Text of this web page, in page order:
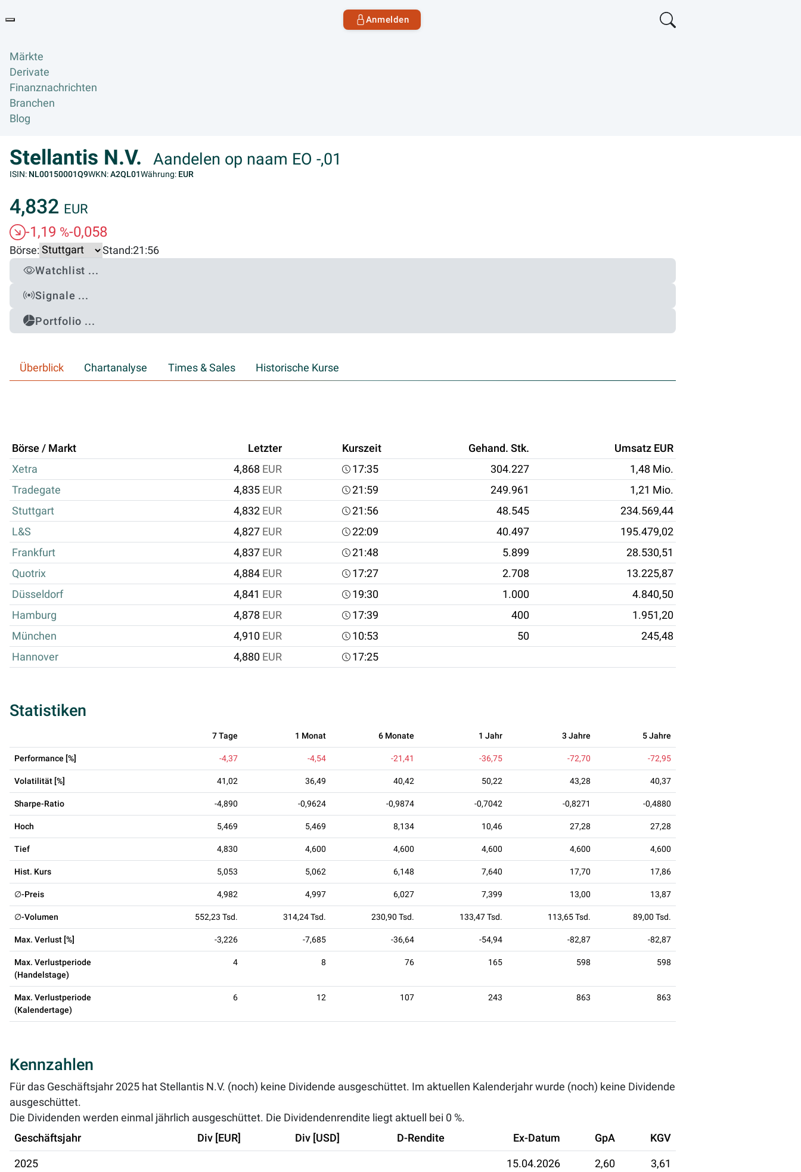
Anmelden
Märkte
Derivate
Finanznachrichten
Branchen
Blog
Stellantis N.V. Aandelen op naam EO -,01
ISIN: NL00150001Q9WKN:A2QL01Währung: EUR
4,832 EUR
-1,19 %-0,058
Börse: Stand:21:56
Watchlist ...
Signale ...
Portfolio ...
Überblick Chartanalyse Times & Sales Historische Kurse
Börse / Markt Letzter Kurszeit Gehand. Stk.
Umsatz EUR
Xetra
4,868 EUR 17:35 304.227
1,48 Mio.
Tradegate
4,835 EUR 21:59 249.961
1,21 Mio.
Stuttgart
4,832 EUR 21:56 48.545
234.569,44
L&S
4,827 EUR 22:09 40.497
195.479,02
Frankfurt
4,837 EUR 21:48 5.899
28.530,51
Quotrix
4,884 EUR 17:27 2.708
13.225,87
Düsseldorf
4,841 EUR 19:30 1.000
4.840,50
Hamburg
4,878 EUR 17:39 400
1.951,20
München
4,910 EUR 10:53 50
245,48
Hannover
4,880 EUR 17:25
Statistiken
7 Tage 1 Monat 6 Monate 1 Jahr 3 Jahre 5 Jahre
Performance [%] -4,37 -4,54 -21,41 -36,75 -72,70 -72,95
Volatilität [%] 41,02 36,49 40,42 50,22 43,28 40,37
Sharpe-Ratio -4,890 -0,9624 -0,9874 -0,7042 -0,8271 -0,4880
Hoch 5,469 5,469 8,134 10,46 27,28 27,28
Tief 4,830 4,600 4,600 4,600 4,600 4,600
Hist. Kurs 5,053 5,062 6,148 7,640 17,70 17,86
∅-Preis 4,982 4,997 6,027 7,399 13,00 13,87
∅-Volumen 552,23 Tsd. 314,24 Tsd. 230,90 Tsd. 133,47 Tsd. 113,65 Tsd. 89,00 Tsd.
Max. Verlust [%] -3,226 -7,685 -36,64 -54,94 -82,87 -82,87
Max. Verlustperiode
(Handelstage)
4 8 76 165 598 598
Max. Verlustperiode
(Kalendertage)
6 12 107 243 863 863
Kennzahlen
Für das Geschäftsjahr 2025 hat Stellantis N.V. (noch) keine Dividende ausgeschüttet. Im aktuellen Kalenderjahr wurde (noch) keine Dividende
ausgeschüttet.
Die Dividenden werden einmal jährlich ausgeschüttet. Die Dividendenrendite liegt aktuell bei 0 %.
Geschäftsjahr
Div [EUR] Div [USD] D-Rendite Ex-Datum GpA KGV
2025 15.04.2026 2,60 3,61